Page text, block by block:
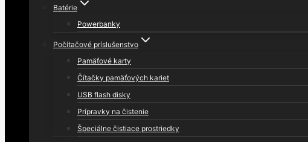
Batérie
Powerbanky
Počítačové príslušenstvo
Pamäťové karty
Čítačky pamäťových kariet
USB flash disky
Prípravky na čistenie
Špeciálne čistiace prostriedky